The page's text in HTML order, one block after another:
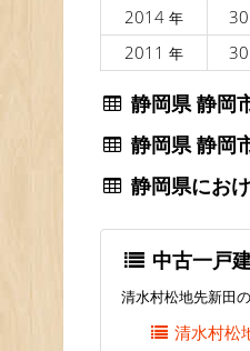
2014 年
2011 年
静岡県 静岡
静岡県 静岡
静岡県にお
中古一戸
清水村松地先新田
清水村松